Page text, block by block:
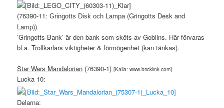
(76390-11:Gringotts Disk och Lampa(Gringotts Desk and
Lamp))
’Gringotts Bank’ är den bank som sköts av Goblins. Här förvaras
bl.a. Trollkarlars viktigheter & förmögenhet (kan tänkas).
Star Wars Mandalorian (76390-1)[Källa: www.bricklink.com]
Lucka 10:
Delarna: